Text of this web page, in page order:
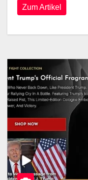
Zum Artikel